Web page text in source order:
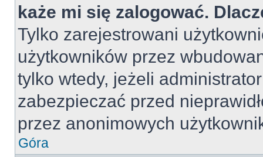
każe mi się zalogować.
Tylko zarejestrowani
użytkowników przez
tylko wtedy, jeżeli
zabezpieczać przed
przez anonimowych
Góra